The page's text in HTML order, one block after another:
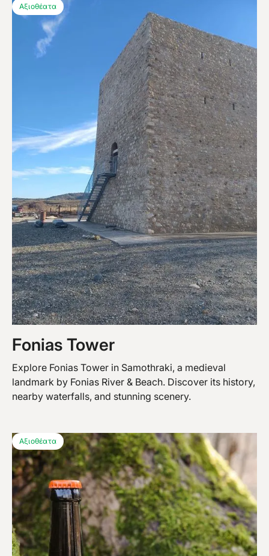
Αξιοθέατα
Fonias Tower
Explore Fonias Tower in Samothraki, a medieval
landmark by Fonias River & Beach. Discover its history,
nearby waterfalls, and stunning scenery.
Αξιοθέατα